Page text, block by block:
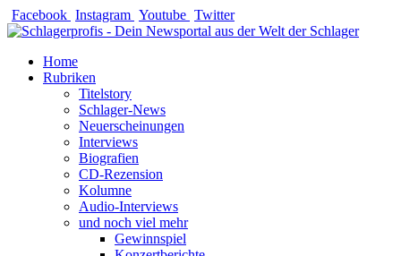
Zum
Inhalt
Facebook Instagram Youtube Twitter
Home
Rubriken
Titelstory
Schlager-News
Neuerscheinungen
Interviews
Biografien
CD-Rezension
Kolumne
Audio-Interviews
und noch viel mehr
Gewinnspiel